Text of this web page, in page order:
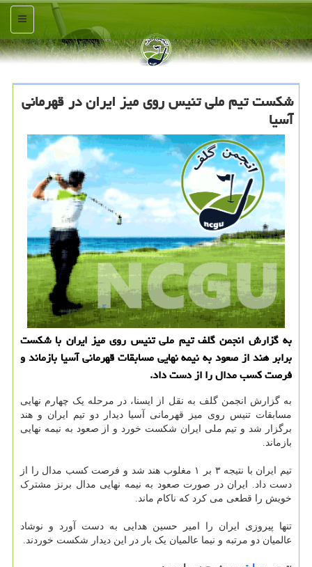
منو
شکست تیم ملی تنیس روی میز ایران در قهرمانی
آسیا
به گزارش انجمن گلف تیم ملی تنیس روی میز ایران با شکست
برابر هند از صعود به نیمه نهایی مسابقات قهرمانی آسیا بازماند و
فرصت کسب مدال را از دست داد.
به گزارش انجمن گلف به نقل از ایسنا، در مرحله یک چهارم نهایی
مسابقات تنیس روی میز قهرمانی آسیا دیدار دو تیم ایران و هند
برگزار شد و تیم ملی ایران شکست خورد و از صعود به نیمه نهایی
بازماند.
تیم ایران با نتیجه ۳ بر ۱ مغلوب هند شد و فرصت کسب مدال را از
دست داد. ایران در صورت صعود به نیمه نهایی مدال برنز مشترک
خویش را قطعی می کرد که ناکام ماند.
تنها پیروزی ایران را امیر حسین هدایی به دست آورد و نوشاد
عالمیان دو مرتبه و نیما عالمیان یک بار در این دیدار شکست خوردند.